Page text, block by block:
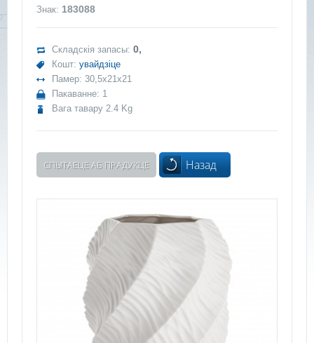
Знак: 183088
Складскія запасы:0,
Кошт:увайдзіце
Памер: 30,5x21x21
Пакаванне: 1
Вага тавару 2.4 Kg
СПЫТАЕЦЕ АБ ПРАДУКЦЕ Назад